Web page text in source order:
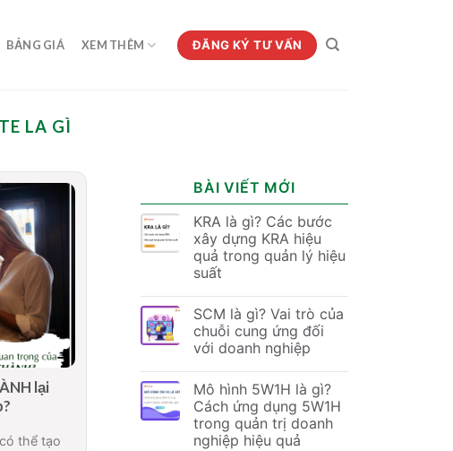
BẢNG GIÁ XEM THÊM ĐĂNG KÝ TƯ VẤN
LA GÌ
lại
thể tạo
BÀI VIẾT MỚI
KRA là gì? Các bước
xây dựng KRA hiệu
quả trong quản lý hiệu
suất
SCM là gì? Vai trò của
chuỗi cung ứng đối
với doanh nghiệp
Mô hình 5W1H là gì?
Cách ứng dụng 5W1H
trong quản trị doanh
nghiệp hiệu quả